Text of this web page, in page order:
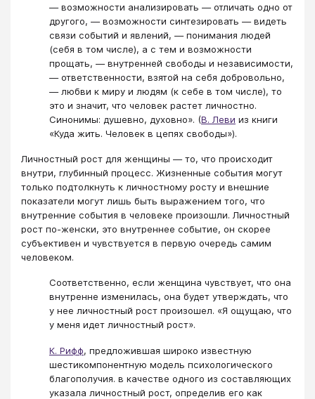
— возможности анализировать — отличать одно от
другого, — возможности синтезировать — видеть
связи событий и явлений, — понимания людей
(себя в том числе), а с тем и возможности
прощать, — внутренней свободы и независимости,
— ответственности, взятой на себя добровольно,
— любви к миру и людям (к себе в том числе), то
это и значит, что человек растет личностно.
Синонимы: душевно, духовно». (В. Леви из книги
«Куда жить. Человек в цепях свободы»).
Личностный рост для женщины — то, что происходит
внутри, глубинный процесс. Жизненные события могут
только подтолкнуть к личностному росту и внешние
показатели могут лишь быть выражением того, что
внутренние события в человеке произошли. Личностный
рост по-женски, это внутреннее событие, он скорее
субъективен и чувствуется в первую очередь самим
человеком.
Соответственно, если женщина чувствует, что она
внутренне изменилась, она будет утверждать, что
у нее личностный рост произошел. «Я ощущаю, что
у меня идет личностный рост».
К. Рифф, предложившая широко известную
шестикомпонентную модель психологического
благополучия. в качестве одного из составляющих
указала личностный рост, определив его как